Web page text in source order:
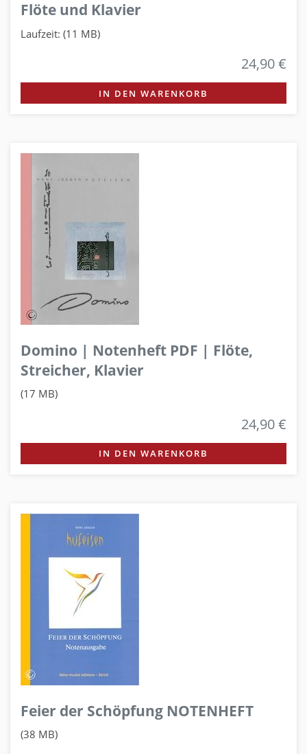
Flöte und Klavier
Laufzeit: (11 MB)
24,90 €
IN DEN WARENKORB
Domino | Notenheft PDF | Flöte,
Streicher, Klavier
(17 MB)
24,90 €
IN DEN WARENKORB
Feier der Schöpfung NOTENHEFT
(38 MB)